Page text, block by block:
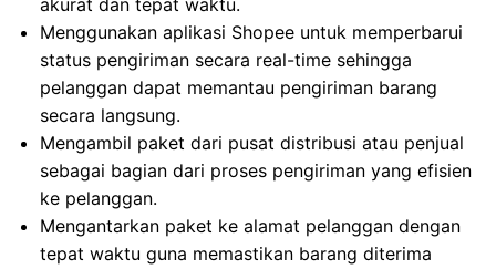
akurat dan tepat waktu.
Menggunakan aplikasi Shopee untuk memperbarui
status pengiriman secara real-time sehingga
pelanggan dapat memantau pengiriman barang
secara langsung.
Mengambil paket dari pusat distribusi atau penjual
sebagai bagian dari proses pengiriman yang efisien
ke pelanggan.
Mengantarkan paket ke alamat pelanggan dengan
tepat waktu guna memastikan barang diterima